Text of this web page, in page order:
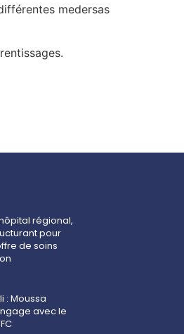
medersas
régional,
pour
de soins
: Moussa
avec le